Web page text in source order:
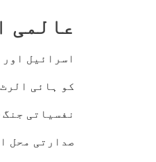
عالمی
اسرائیل
کو ہائی
صدارتی محل